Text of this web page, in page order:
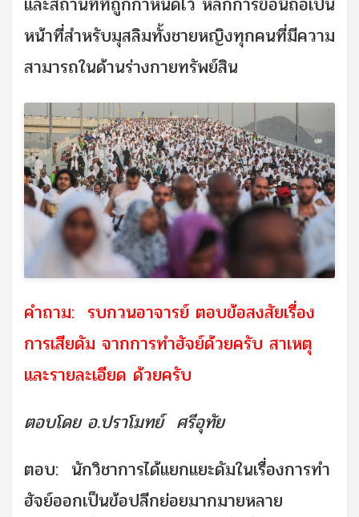
หน้าที่สำหรับมุสลิมทั้งชายหญิงทุกคนที่มีความ
สามารถในด้านร่างกายทรัพย์สิน
คำถาม: รบกวนอาจารย์ ตอบข้อสงสัยเรื่อง
การเสียดัม จากการทำฮัจย์ด้วยครับ สาเหตุ
และรายละเอียด ด้วยครับ
ตอบโดย อ.ปราโมทย์ ศรีอุทัย
ตอบ: นักวิชาการได้แยกแยะดัมในเรื่องการทำ
ฮัจย์ออกเป็นข้อปลีกย่อยมากมายหลาย